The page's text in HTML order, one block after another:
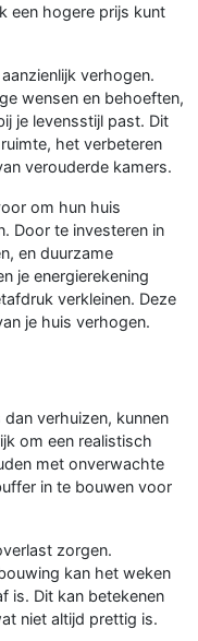
een hogere prijs kunt
verhogen.
wensen en behoeften,
je levensstijl past. Dit
het verbeteren
verouderde kamers.
om hun huis
Door te investeren in
en duurzame
je energierekening
verkleinen. Deze
je huis verhogen.
verhuizen, kunnen
om een realistisch
met onverwachte
in te bouwen voor
zorgen.
kan het weken
is. Dit kan betekenen
niet altijd prettig is.